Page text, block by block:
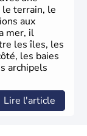
le terrain, le
aux
mer, il
les îles, les
les baies
archipels
Lire l'article